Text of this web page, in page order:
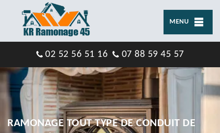
MENU
02 52 56 51 16 07 88 59 45 57
RAMONAGE TOUT TYPE DE CONDUIT DE